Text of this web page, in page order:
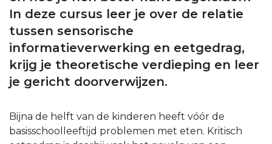
In deze cursus leer je over de relatie
tussen sensorische
informatieverwerking en eetgedrag,
krijg je theoretische verdieping en leer
je gericht doorverwijzen.
Bijna de helft van de kinderen heeft vóór de
basisschoolleeftijd problemen met eten. Kritisch